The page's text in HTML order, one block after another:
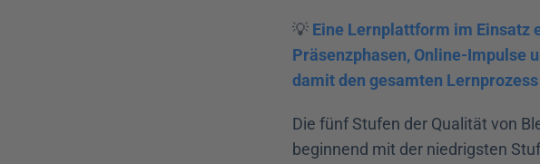
💡 Eine Lernplattform im Einsatz
Präsenzphasen, Online-Impulse
damit den gesamten
Die fünf Stufen der Qualität von
beginnend mit der niedrigsten